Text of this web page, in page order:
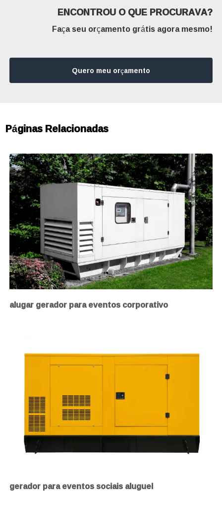
ENCONTROU O QUE PROCURAVA?
Faça seu orçamento grátis agora mesmo!
Quero meu orçamento
Páginas Relacionadas
alugar gerador para eventos corporativo
gerador para eventos sociais aluguel